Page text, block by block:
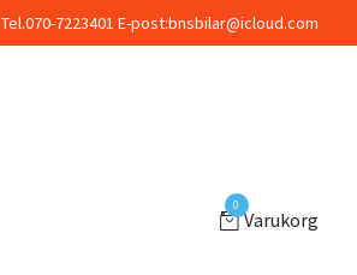
Tel.070-7223401 E-post:bnsbilar@icloud.com
0
Varukorg